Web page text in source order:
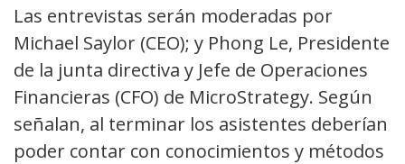
Las entrevistas serán moderadas por
Michael Saylor (CEO); y Phong Le, Presidente
de la junta directiva y Jefe de Operaciones
Financieras (CFO) de MicroStrategy. Según
señalan, al terminar los asistentes deberían
poder contar con conocimientos y métodos